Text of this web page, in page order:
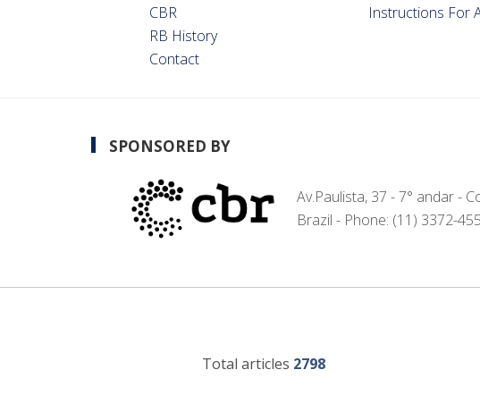
CBR
RB History
Contact
Instructions For
SPONSORED BY
Av.Paulista, 37 - 7° andar -
Brazil - Phone: (11) 3372-
Total articles 2798